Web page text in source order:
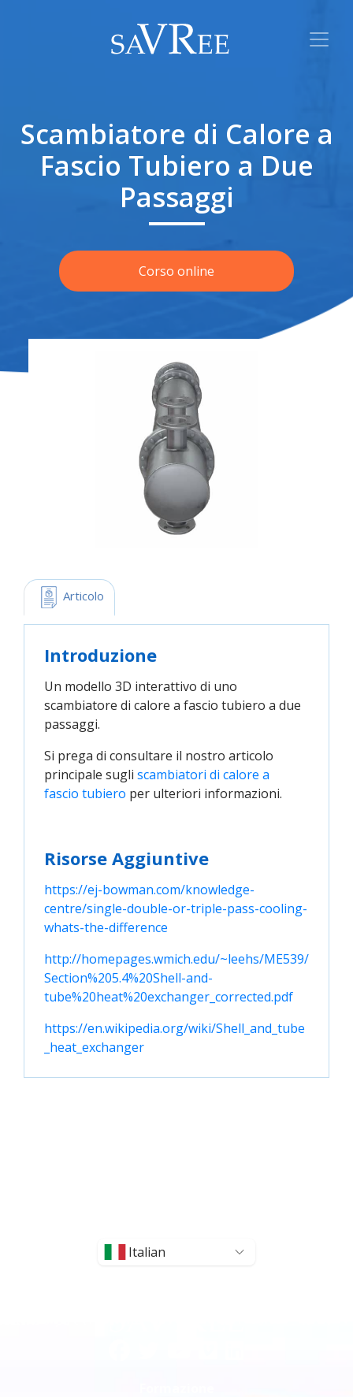
Scambiatore di Calore a
Fascio Tubiero a Due
Passaggi
Corso online
Articolo
Introduzione
Un modello 3D interattivo di uno
scambiatore di calore a fascio tubiero a due
passaggi.
Si prega di consultare il nostro articolo
principale sugli scambiatori di calore a
fascio tubiero per ulteriori informazioni.
Risorse Aggiuntive
https://ej-bowman.com/knowledge-
centre/single-double-or-triple-pass-cooling-
whats-the-difference
http://homepages.wmich.edu/~leehs/ME539/
Section%205.4%20Shell-and-
tube%20heat%20exchanger_corrected.pdf
https://en.wikipedia.org/wiki/Shell_and_tube
_heat_exchanger
Italian